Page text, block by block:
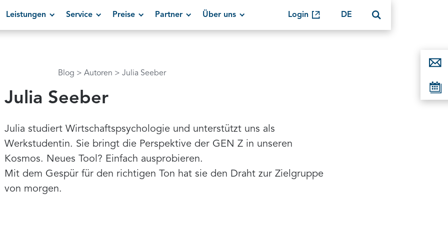
Leistungen Service Preise Partner Über uns Login DE
Blog Autoren Julia Seeber
Julia Seeber
Julia studiert Wirtschaftspsychologie und unterstützt uns als
Werkstudentin. Sie bringt die Perspektive der GEN Z in unseren
Kosmos. Neues Tool? Einfach ausprobieren.
Mit dem Gespür für den richtigen Ton hat sie den Draht zur Zielgruppe
von morgen.